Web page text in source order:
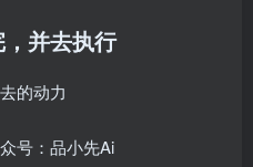
并去执行
的动力
号：品小先Ai